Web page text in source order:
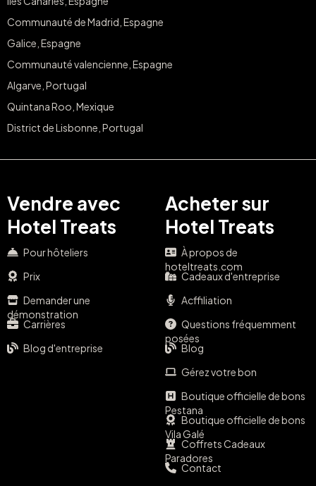
Communauté de Madrid, Espagne
Galice, Espagne
Communauté valencienne, Espagne
Algarve, Portugal
Quintana Roo, Mexique
District de Lisbonne, Portugal
Vendre avec
Hotel Treats
Pour hôteliers
Prix
Demander une
démonstration
Carrières
Blog d'entreprise
Acheter sur
Hotel Treats
À propos de
hoteltreats.com
Cadeaux d'entreprise
Acffiliation
Questions fréquemment
posées
Blog
Gérez votre bon
Boutique officielle de bons
Pestana
Boutique officielle de bons
Vila Galé
Coffrets Cadeaux
Paradores
Contact